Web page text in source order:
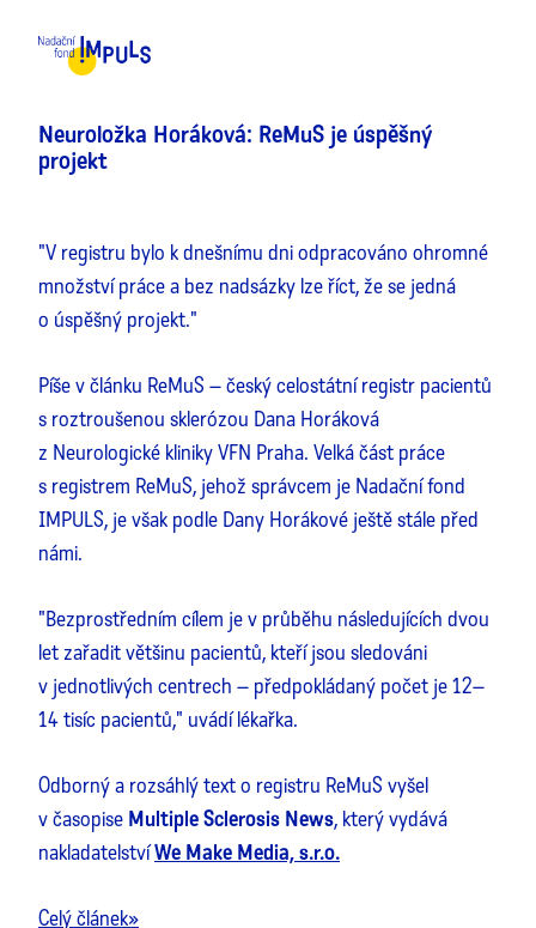
Neuroložka Horáková: ReMuS je úspěšný
projekt
"V registru bylo k dnešnímu dni odpracováno ohromné
množství práce a bez nadsázky lze říct, že se jedná
o úspěšný projekt."
Píše v článku ReMuS – český celostátní registr pacientů
s roztroušenou sklerózou Dana Horáková
z Neurologické kliniky VFN Praha. Velká část práce
s registrem ReMuS, jehož správcem je Nadační fond
IMPULS, je však podle Dany Horákové ještě stále před
námi.
"Bezprostředním cílem je v průběhu následujících dvou
let zařadit většinu pacientů, kteří jsou sledováni
v jednotlivých centrech – předpokládaný počet je 12–
14 tisíc pacientů," uvádí lékařka.
Odborný a rozsáhlý text o registru ReMuS vyšel
v časopise Multiple Sclerosis News, který vydává
nakladatelstvíWe Make Media, s.r.o.
Celý článek»